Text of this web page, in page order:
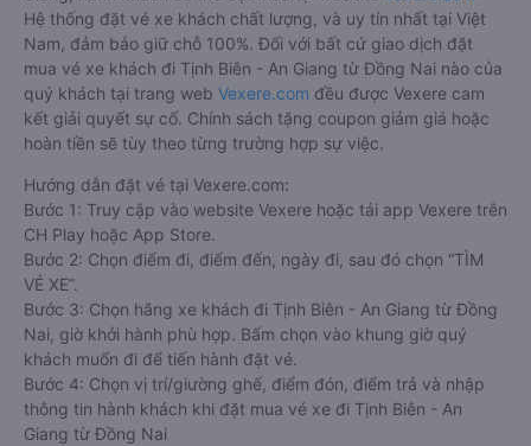
Hệ thống đặt vé xe khách chất lượng, và uy tín nhất tại Việt
Nam, đảm bảo giữ chỗ 100%. Đối với bất cứ giao dịch đặt
mua vé xe khách đi Tịnh Biên - An Giang từ Đồng Nai nào của
quý khách tại trang web Vexere.com đều được Vexere cam
kết giải quyết sự cố. Chính sách tặng coupon giảm giá hoặc
hoàn tiền sẽ tùy theo từng trường hợp sự việc.
Hướng dẫn đặt vé tại Vexere.com:
Bước 1: Truy cập vào website Vexere hoặc tải app Vexere trên
CH Play hoặc App Store.
Bước 2: Chọn điểm đi, điểm đến, ngày đi, sau đó chọn “TÌM
VÉ XE”.
Bước 3: Chọn hãng xe khách đi Tịnh Biên - An Giang từ Đồng
Nai, giờ khởi hành phù hợp. Bấm chọn vào khung giờ quý
khách muốn đi để tiến hành đặt vé.
Bước 4: Chọn vị trí/giường ghế, điểm đón, điểm trả và nhập
thông tin hành khách khi đặt mua vé xe đi Tịnh Biên - An
Giang từ Đồng Nai